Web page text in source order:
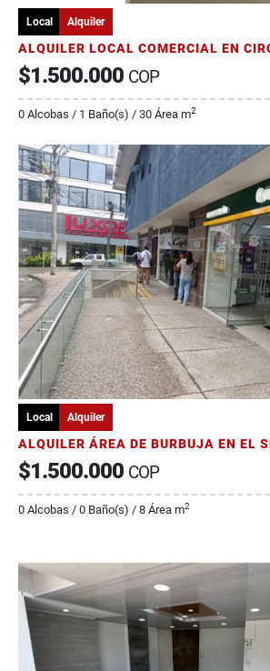
Local Alquiler
$1.500.000 COP
0 Alcobas / 1 Baño(s) / 30 Área m2
Local Alquiler
$1.500.000 COP
0 Alcobas / 0 Baño(s) / 8 Área m2